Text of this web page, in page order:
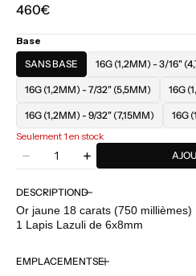
Prix
460€
Base
SANS BASE
16G (1,2MM) - 3/16"
16G (1,2MM) - 7/32" (5,5MM) 16G
16G (1,2MM) - 9/32" (7,15MM)
16G
Seulement 1 en stock
Diminuer
quantité
pour
Anatometal
-
Quantité
Augmenter
quantité
pour
Anatometal
-
DESCRIPTION
Or jaune 18 carats (750 millièmes)
1 Lapis Lazuli de 6x8mm
EMPLACEMENTS